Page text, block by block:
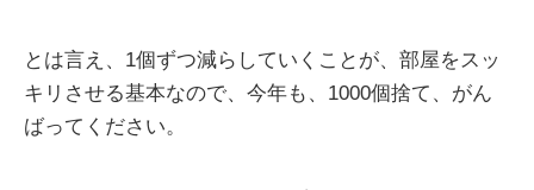
とは言え、1個ずつ減らしていくことが、部屋をスッ
キリさせる基本なので、今年も、1000個捨て、がん
ばってください。